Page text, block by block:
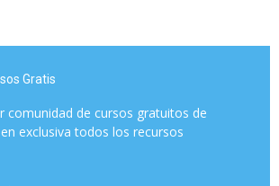
Gratis
comunidad de cursos gratuitos de
exclusiva todos los recursos